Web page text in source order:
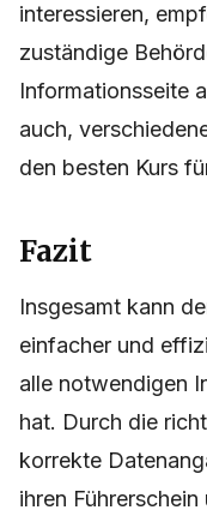
interessieren,
zuständige
Informationsseite
auch,
den besten Kurs
Fazit
Insgesamt kann
einfacher und
alle notwendigen
hat. Durch die
korrekte
ihren Führerschein